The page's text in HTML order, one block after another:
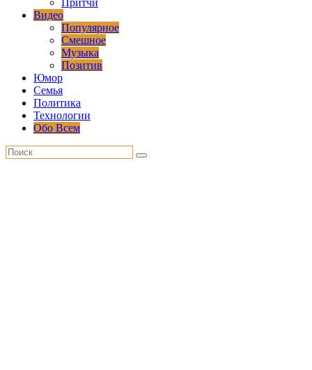
Притчи
Видео
Популярное
Смешное
Музыка
Позитив
Юмор
Семья
Политика
Технологии
Обо Всем